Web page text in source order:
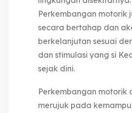
Perkembangan motorik
secara bertahap dan
berkelanjutan sesuai
dan stimulasi yang si
sejak dini.
Perkembangan motorik
merujuk pada